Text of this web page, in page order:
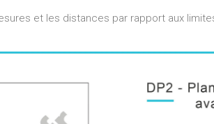
et les distances par rapport aux